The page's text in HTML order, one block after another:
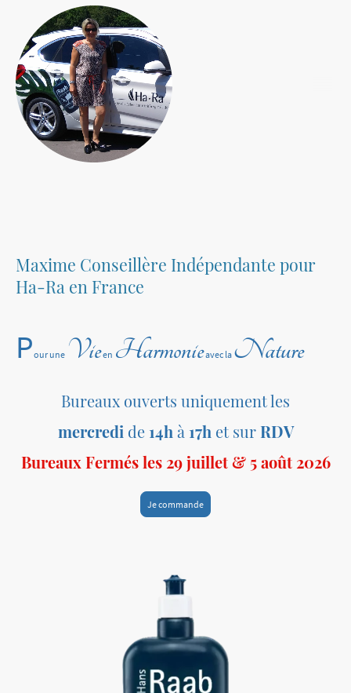
Maxime Conseillère Indépendante pour
Ha-Ra en France
Pour une Vieen Harmonieavec la Nature
Bureaux ouverts uniquement les
mercredi de14h à 17h et surRDV
Bureaux Fermés les 29 juillet & 5 août 2026
Je commande